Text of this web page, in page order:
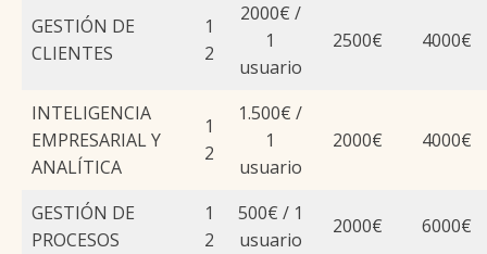
GESTIÓN DE
CLIENTES
1
2
2000€ /
1
usuario
2500€ 4000€
INTELIGENCIA
EMPRESARIAL Y
ANALÍTICA
1
2
1.500€ /
1
usuario
2000€ 4000€
GESTIÓN DE
PROCESOS
1
2
500€ / 1
usuario
2000€ 6000€